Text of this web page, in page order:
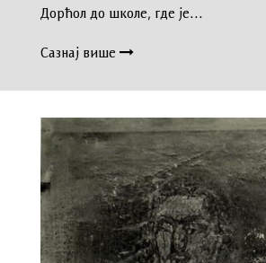
Дорћол до школе, где је…
Сазнај више